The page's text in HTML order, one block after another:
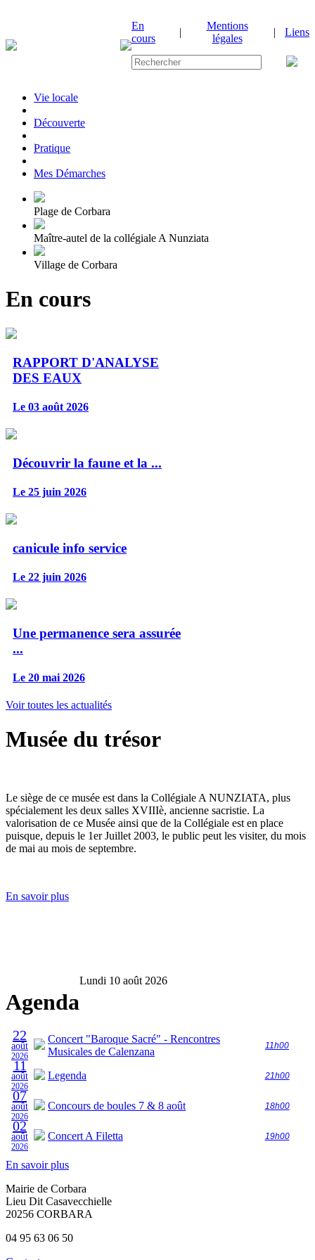
En
cours
|
Mentions
légales
| Liens
Vie locale
|Découverte
|Pratique
|Mes Démarches
Plage de Corbara
Maître-autel de la collégiale A Nunziata
Village de Corbara
En cours
RAPPORT D'ANALYSE
DES EAUX
Le 03 août 2026
Découvrir la faune et la ...
Le 25 juin 2026
canicule info service
Le 22 juin 2026
Une permanence sera assurée
...
Le 20 mai 2026
Voir toutes les actualités
Musée du trésor
Le siège de ce musée est dans la Collégiale A NUNZIATA, plus
spécialement les deux salles XVIIIè, ancienne sacristie. La
valorisation de ce Musée ainsi que de la Collégiale est en place
puisque, depuis le 1er Juillet 2003, le public peut les visiter, du mois
de mai au mois de septembre.
En savoir plus
Agenda
Lundi 10 août 2026
22
août
2026
Concert "Baroque Sacré" - Rencontres
Musicales de Calenzana
11h00
11
août
2026
Legenda 21h00
07
août
2026
Concours de boules 7 & 8 août 18h00
02
août
2026
Concert A Filetta 19h00
En savoir plus
Mairie de Corbara
Lieu Dit Casavecchielle
20256 CORBARA
04 95 63 06 50